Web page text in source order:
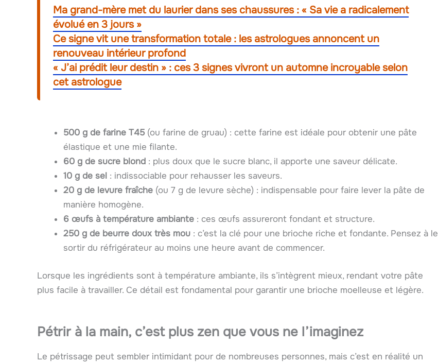
Ma grand-mère met du laurier dans ses chaussures : « Sa vie a radicalement
évolué en 3 jours »
Ce signe vit une transformation totale : les astrologues annoncent un
renouveau intérieur profond
« J’ai prédit leur destin » : ces 3 signes vivront un automne incroyable selon
cet astrologue
500 g de farine T45(ou farine de gruau) : cette farine est idéale pour obtenir une pâte
élastique et une mie filante.
60 g de sucre blond : plus doux que le sucre blanc, il apporte une saveur délicate.
10 g de sel : indissociable pour rehausser les saveurs.
20 g de levure fraîche (ou 7 g de levure sèche) : indispensable pour faire lever la pâte de
manière homogène.
6 œufs à température ambiante : ces œufs assureront fondant et structure.
250 g de beurre doux très mou : c’est la clé pour une brioche riche et fondante. Pensez à le
sortir du réfrigérateur au moins une heure avant de commencer.
Lorsque les ingrédients sont à température ambiante, ils s’intègrent mieux, rendant votre pâte
plus facile à travailler. Ce détail est fondamental pour garantir une brioche moelleuse et légère.
Pétrir à la main, c’est plus zen que vous ne l’imaginez
Le pétrissage peut sembler intimidant pour de nombreuses personnes, mais c’est en réalité un